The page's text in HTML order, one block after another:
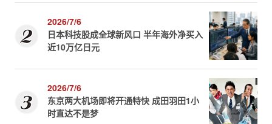
2026/7/6
日本科技股成全球新风口 半年海外净买入
近10万亿日元
2026/7/6
东京两大机场即将开通特快 成田羽田1小
时直达不是梦